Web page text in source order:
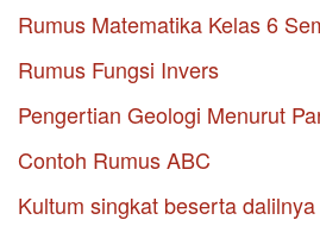
Rumus Matematika Kelas 6
Rumus Fungsi Invers
Pengertian Geologi Menurut
Contoh Rumus ABC
Kultum singkat beserta dalilnya